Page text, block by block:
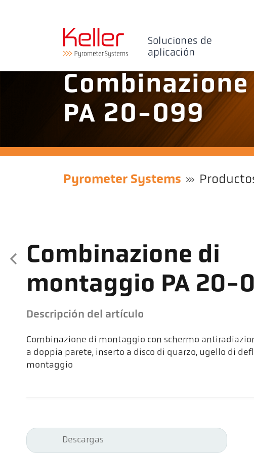
Soluciones de
aplicación
PA 20-099
Pyrometer Systems
Combinazione di
montaggio PA 20-
Descripción del artículo
Combinazione di montaggio con schermo
a doppia parete, inserto a disco di quarzo, ugello di
montaggio
Descargas